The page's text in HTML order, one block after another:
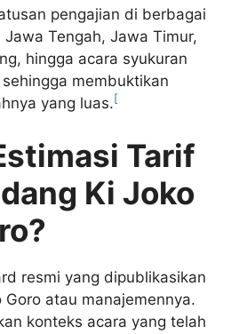
pengajian di berbagai
Tengah, Jawa Timur,
hingga acara syukuran
membuktikan
yang luas.[
Tarif
Ki Joko
resmi yang dipublikasikan
Goro atau manajemennya.
konteks acara yang telah